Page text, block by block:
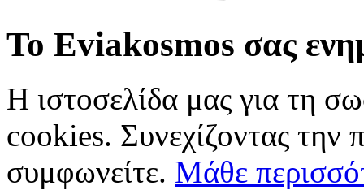
Το Eviakosmos σας
Η ιστοσελίδα μας για τη
cookies. Συνεχίζοντας την
συμφωνείτε. Μάθε